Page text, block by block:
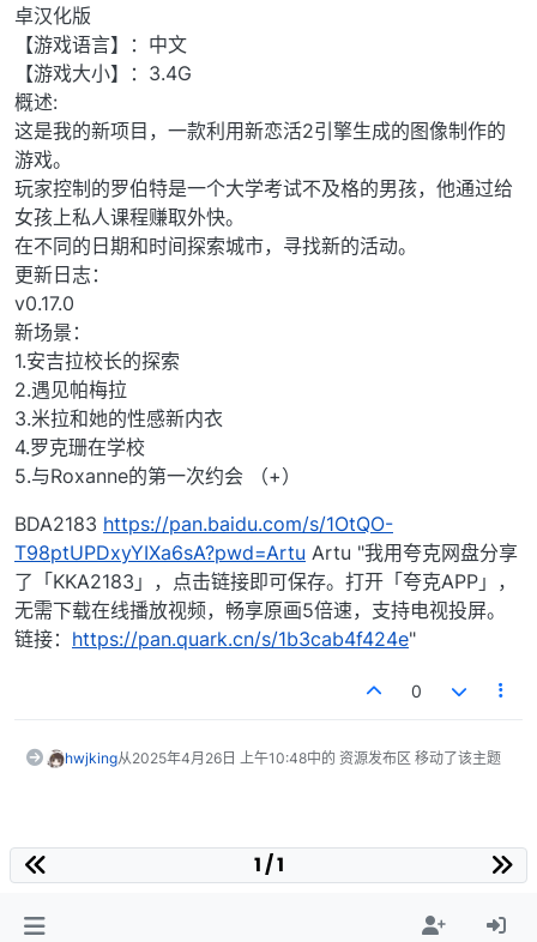
卓汉化版
【游戏语言】：中文
【游戏大小】：3.4G
概述:
这是我的新项目，一款利用新恋活2引擎生成的图像制作的
游戏。
玩家控制的罗伯特是一个大学考试不及格的男孩，他通过给
女孩上私人课程赚取外快。
在不同的日期和时间探索城市，寻找新的活动。
更新日志：
v0.17.0
新场景：
1.安吉拉校长的探索
2.遇见帕梅拉
3.米拉和她的性感新内衣
4.罗克珊在学校
5.与Roxanne的第一次约会 （+）
BDA2183 https://pan.baidu.com/s/1OtQO-
T98ptUPDxyYIXa6sA?pwd=Artu Artu "我用夸克网盘分享
了「KKA2183」，点击链接即可保存。打开「夸克APP」，
无需下载在线播放视频，畅享原画5倍速，支持电视投屏。
链接： https://pan.quark.cn/s/1b3cab4f424e"
0
hwjking从2025年4月26日 上午10:48中的 资源发布区 移动了该主题
1 / 1